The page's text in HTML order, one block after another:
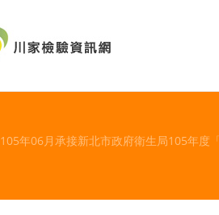
105年06月承接新北市政府衛生局105年度